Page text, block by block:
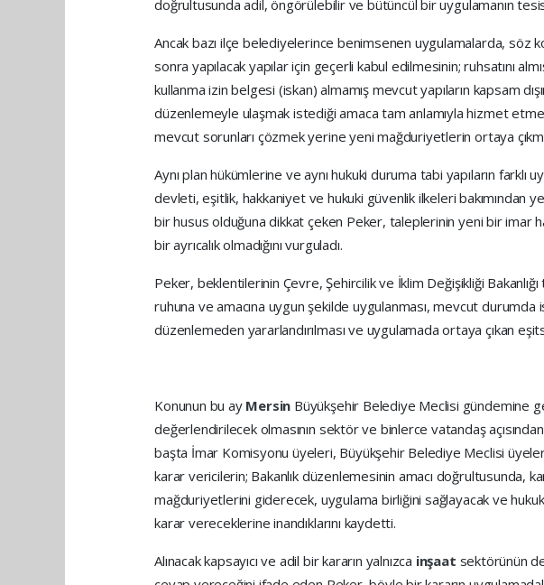
doğrultusunda adil, öngörülebilir ve bütüncül bir uygulamanın
Ancak bazı ilçe belediyelerince benimsenen uygulamalarda, söz
sonra yapılacak yapılar için geçerli kabul edilmesinin; ruhsatını
kullanma izin belgesi (iskan) almamış mevcut yapıların kapsam
düzenlemeyle ulaşmak istediği amaca tam anlamıyla hizmet
mevcut sorunları çözmek yerine yeni mağduriyetlerin ortaya
Aynı plan hükümlerine ve aynı hukuki duruma tabi yapıların farklı
devleti, eşitlik, hakkaniyet ve hukuki güvenlik ilkeleri bakımından
bir husus olduğuna dikkat çeken Peker, taleplerinin yeni bir imar
bir ayrıcalık olmadığını vurguladı.
Peker, beklentilerinin Çevre, Şehircilik ve İklim Değişikliği
ruhuna ve amacına uygun şekilde uygulanması, mevcut durumda
düzenlemeden yararlandırılması ve uygulamada ortaya çıkan
Konunun bu ay Mersin Büyükşehir Belediye Meclisi gündemine
değerlendirilecek olmasının sektör ve binlerce vatandaş
başta İmar Komisyonu üyeleri, Büyükşehir Belediye Meclisi
karar vericilerin; Bakanlık düzenlemesinin amacı doğrultusunda,
mağduriyetlerini giderecek, uygulama birliğini sağlayacak ve
karar vereceklerine inandıklarını kaydetti.
Alınacak kapsayıcı ve adil bir kararın yalnızca inşaat sektörünün